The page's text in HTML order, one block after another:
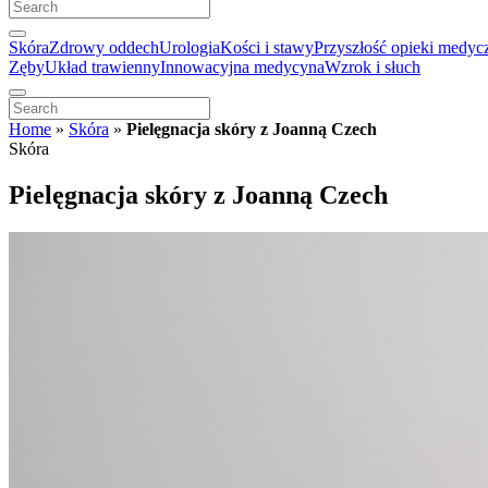
SkóraZdrowy oddechUrologiaKości i stawyPrzyszłość opieki
ZębyUkład trawiennyInnowacyjna medycynaWzrok i słuch
Home » Skóra » Pielęgnacja skóry z Joanną Czech
Skóra
Pielęgnacja skóry z Joanną Czech